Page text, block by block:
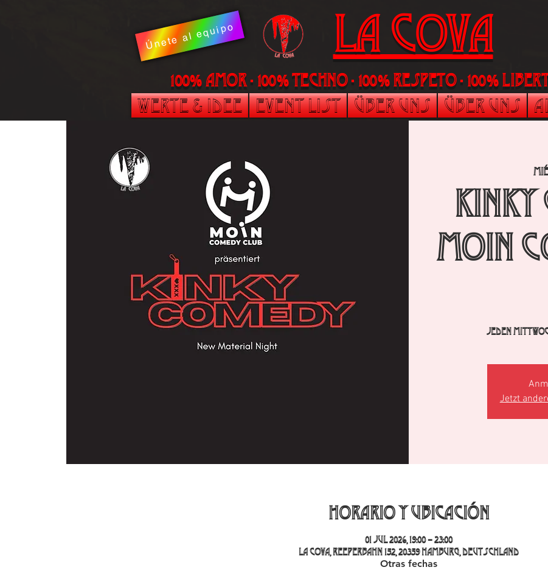
La Cova
100% AMOR - 100% Techno - 100% Respeto - 100%
Únete al equipo
Werte & Idee Event List Über uns Über uns
Kinky
Moin
Jeden
Jetzt
Horario y ubicación
01 jul 2026, 19:00 – 23:00
La Cova, Reeperbahn 152, 20359 Hamburg, Deutschland
Otras fechas